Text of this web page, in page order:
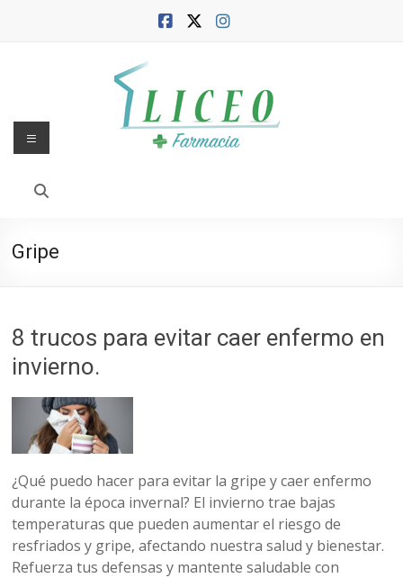
Blog
la
Farmacia,
salud
belleza
Menú
Gripe
8 trucos para evitar caer enfermo en
invierno.
¿Qué puedo hacer para evitar la gripe y caer enfermo
durante la época invernal? El invierno trae bajas
temperaturas que pueden aumentar el riesgo de
resfriados y gripe, afectando nuestra salud y bienestar.
Refuerza tus defensas y mantente saludable con